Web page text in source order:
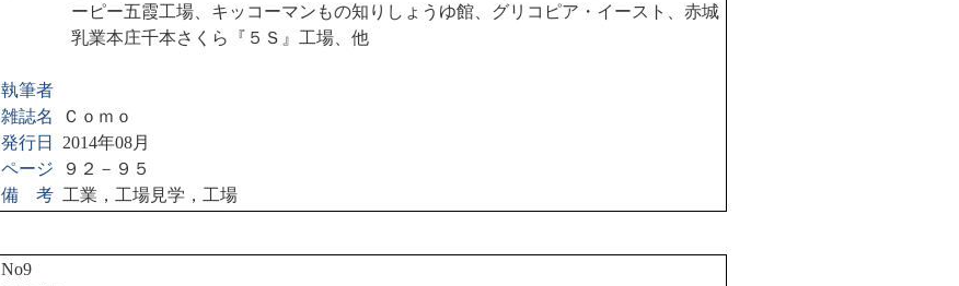
ーピー五霞工場、キッコーマンもの知りしょうゆ館、グリコピア・イースト、赤城
乳業本庄千本さくら『５Ｓ』工場、他
執筆者
雑誌名
Ｃｏｍｏ
発行日
2014年08月
ページ
９２－９５
備 考 工業，工場見学，工場
No9